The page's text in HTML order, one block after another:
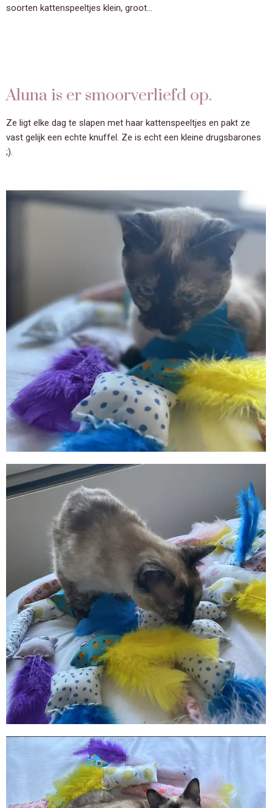
soorten kattenspeeltjes klein, groot…
Aluna is er smoorverliefd op.
Ze ligt elke dag te slapen met haar kattenspeeltjes en pakt ze
vast gelijk een echte knuffel. Ze is echt een kleine drugsbarones
;).